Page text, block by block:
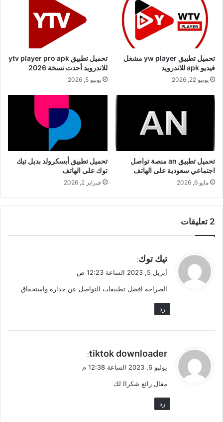
تحميل تطبيق yw player مشغل
فيديو apk للاندرويد
يونيو 22, 2026
تحميل تطبيق ytv player pro apk
للاندرويد أحدث نسخة 2026
يونيو 5, 2026
تحميل تطبيق an منصة تواصل
اجتماعي سعودية على الهاتف
مايو 6, 2026
تحميل تطبيق أبسكرولد بديل تيك
توك على الهاتف
فبراير 2, 2026
‫2 تعليقات
ي
ق
ل
تيك توك:
أبريل 5, 2023 الساعة 12:23 ص
الصراحة افضل تطبيقات التواصل عن جدارة واستحقاق
رد
ي
ل
tiktok downloader
:
يوليو 6, 2023 الساعة 12:38 م
مقال رائع شكراا لك
رد